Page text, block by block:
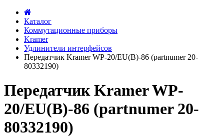
Каталог
Коммутационные приборы
Kramer
Удлинители интерфейсов
Передатчик Kramer WP-20/EU(B)-86 (partnumer 20-
80332190)
Передатчик Kramer WP-
20/EU(B)-86 (partnumer 20-
80332190)